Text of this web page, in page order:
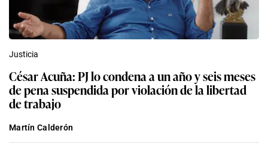
Justicia
César Acuña: PJ lo condena a un año y seis meses
de pena suspendida por violación de la libertad
de trabajo
Martín Calderón